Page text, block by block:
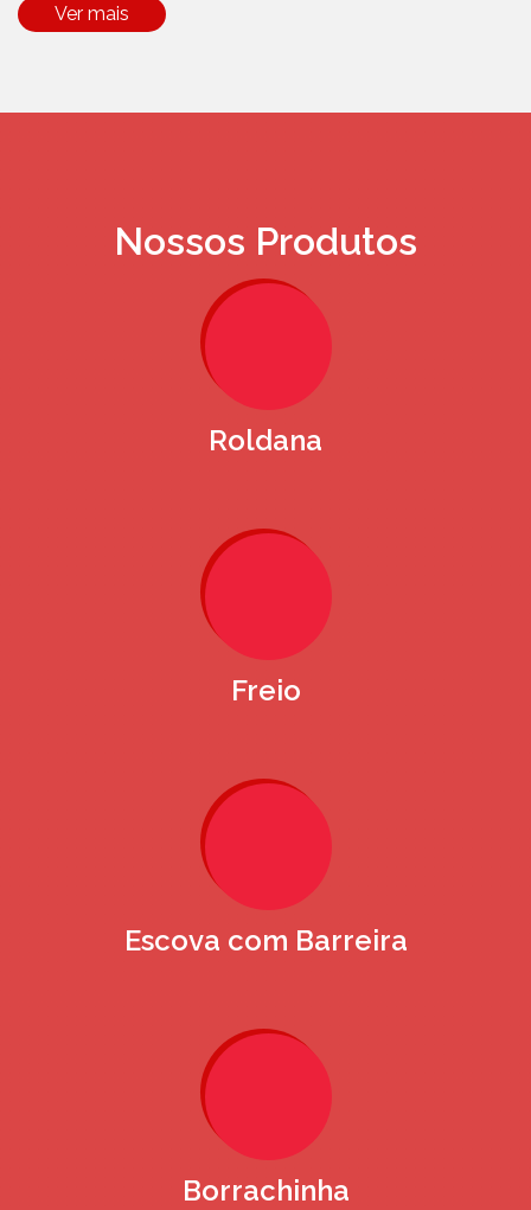
Ver mais
Nossos Produtos
Roldana
Freio
Escova com Barreira
Borrachinha